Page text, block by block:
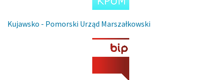
Kujawsko - Pomorski Urząd Marszałkowski